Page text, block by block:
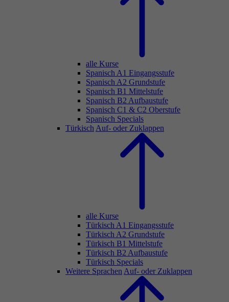
alle Kurse
Spanisch A1 Eingangsstufe
Spanisch A2 Grundstufe
Spanisch B1 Mittelstufe
Spanisch B2 Aufbaustufe
Spanisch C1 & C2 Oberstufe
Spanisch Specials
Türkisch Auf- oder Zuklappen
alle Kurse
Türkisch A1 Eingangsstufe
Türkisch A2 Grundstufe
Türkisch B1 Mittelstufe
Türkisch B2 Aufbaustufe
Türkisch Specials
Weitere Sprachen Auf- oder Zuklappen